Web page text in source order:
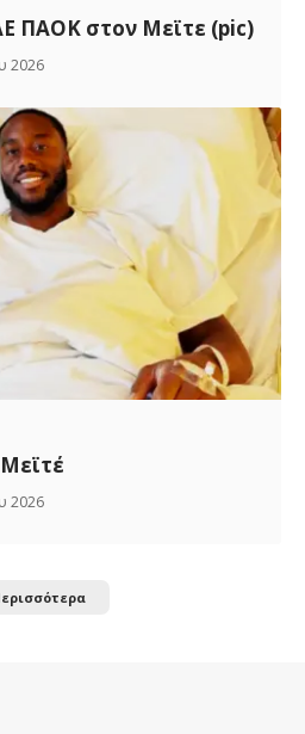
ΠΑΟΚ στον Μεϊτε (pic)
2026
2026